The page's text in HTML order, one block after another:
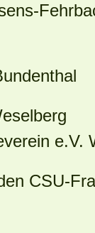
e.V.
CSU-